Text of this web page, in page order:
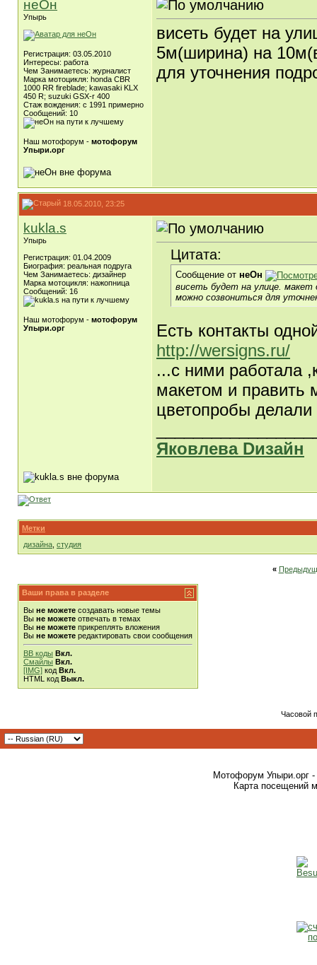
неОн
Упырь
Регистрация: 03.05.2010
Интересы: работа
Чем Занимаетесь: журналист
Марка мотоцикля: honda CBR
1000 RR fireblade; kawasaki KLX
450 R; suzuki GSX-r 400
Стаж вождения: с 1991 примерно
Сообщений: 10
Наш мотофорум - мотофорум
Упыри.орг
висеть будет на
5м(ширина) на
для уточнения
18.05.2010, 23:25
kukla.s
Упырь
Регистрация: 01.04.2009
Биография: реальная подруга
Чем Занимаетесь: дизайнер
Марка мотоцикля: нажопница
Сообщений: 16
Наш мотофорум - мотофорум
Упыри.орг
Цитата:
Сообщение от неОн
висеть будет на улице. макет
можно созвониться для
Есть контакты
http://wersigns.ru/
...с ними работала
макетом и править
цветопробы делали
Яковлева Dизайн
Метки
дизайна студия
«
Ваши права в разделе
Вы не можете создавать новые темы
Вы не можете отвечать в темах
Вы не можете прикреплять вложения
Вы не можете редактировать свои сообщения
BB коды Вкл.
Смайлы Вкл.
[IMG] код Вкл.
HTML код Выкл.
Часовой
Мотофорум Упыри.орг -
Карта посещений